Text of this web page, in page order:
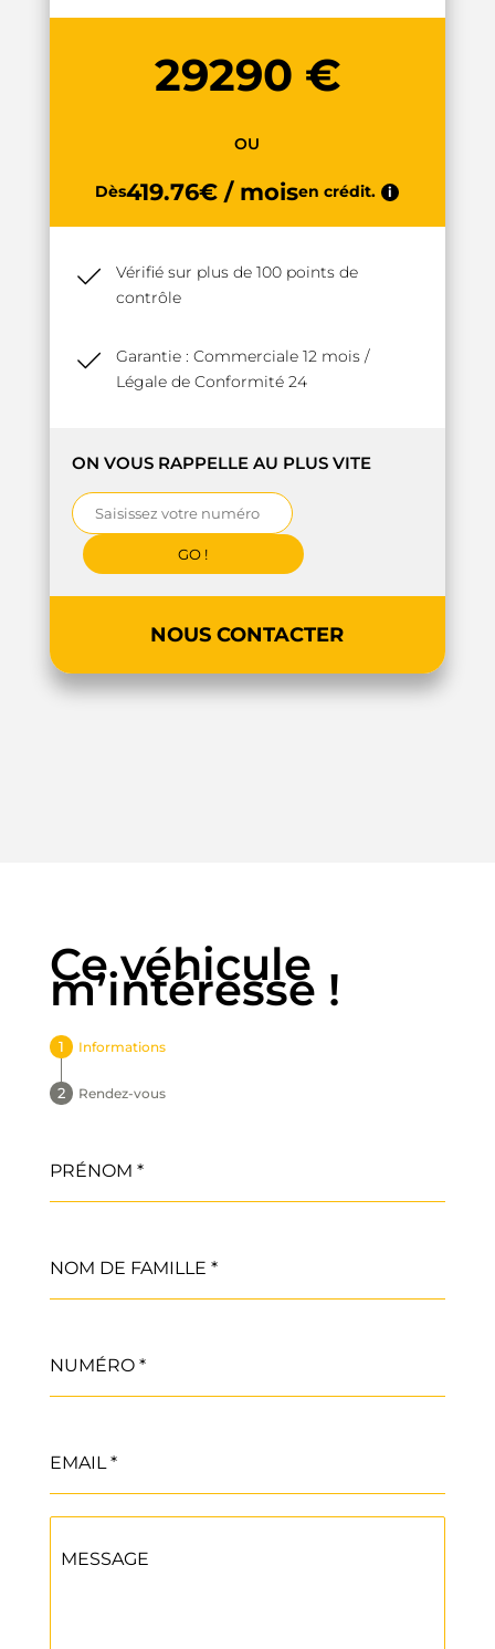
29290 €
OU
Dès419.76€ / moisen crédit. i
Vérifié sur plus de 100 points de
contrôle
Garantie : Commerciale 12 mois /
Légale de Conformité 24
ON VOUS RAPPELLE AU PLUS VITE
NOUS CONTACTER
Ce véhicule
m’intéresse !
Informations
Rendez-vous
PRÉNOM *
NOM DE FAMILLE *
NUMÉRO *
EMAIL*
MESSAGE